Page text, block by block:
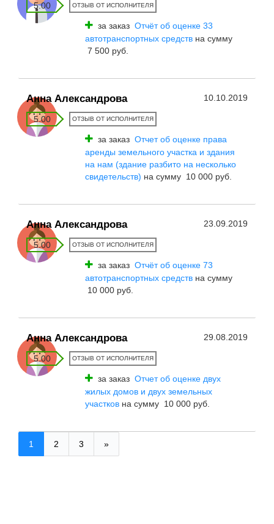
5.00 ОТЗЫВ ОТ ИСПОЛНИТЕЛЯ
за заказ Отчёт об оценке 33
автотранспортных средств на сумму
7 500 руб.
Анна Александрова 10.10.2019
5.00 ОТЗЫВ ОТ ИСПОЛНИТЕЛЯ
за заказ Отчет об оценке права
аренды земельного участка и здания
на нам (здание разбито на несколько
свидетельств) на сумму 10 000 руб.
Анна Александрова 23.09.2019
5.00 ОТЗЫВ ОТ ИСПОЛНИТЕЛЯ
за заказ Отчёт об оценке 73
автотранспортных средств на сумму
10 000 руб.
Анна Александрова 29.08.2019
5.00 ОТЗЫВ ОТ ИСПОЛНИТЕЛЯ
за заказ Отчет об оценке двух
жилых домов и двух земельных
участков на сумму 10 000 руб.
1 2 3 »